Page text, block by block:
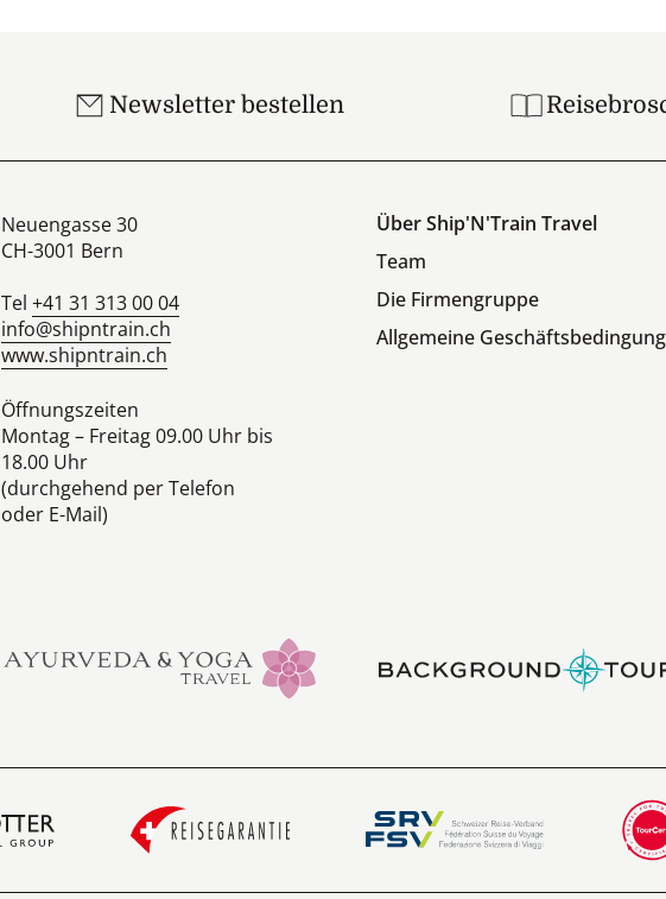
Newsletter bestellen
Neuengasse 30
CH-3001 Bern
Tel +41 31 313 00 04
info@shipntrain.ch
www.shipntrain.ch
Öffnungszeiten
Montag – Freitag 09.00 Uhr bis
18.00 Uhr
(durchgehend per Telefon
oder E-Mail)
Über Ship'N'Train Travel
Team
Die Firmengruppe
Allgemeine